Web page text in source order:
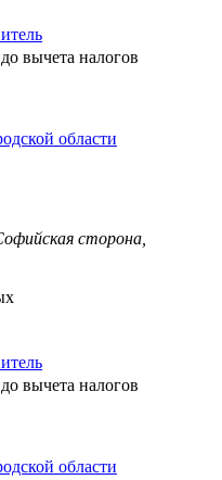
до вычета налогов
области
сторона,
до вычета налогов
области